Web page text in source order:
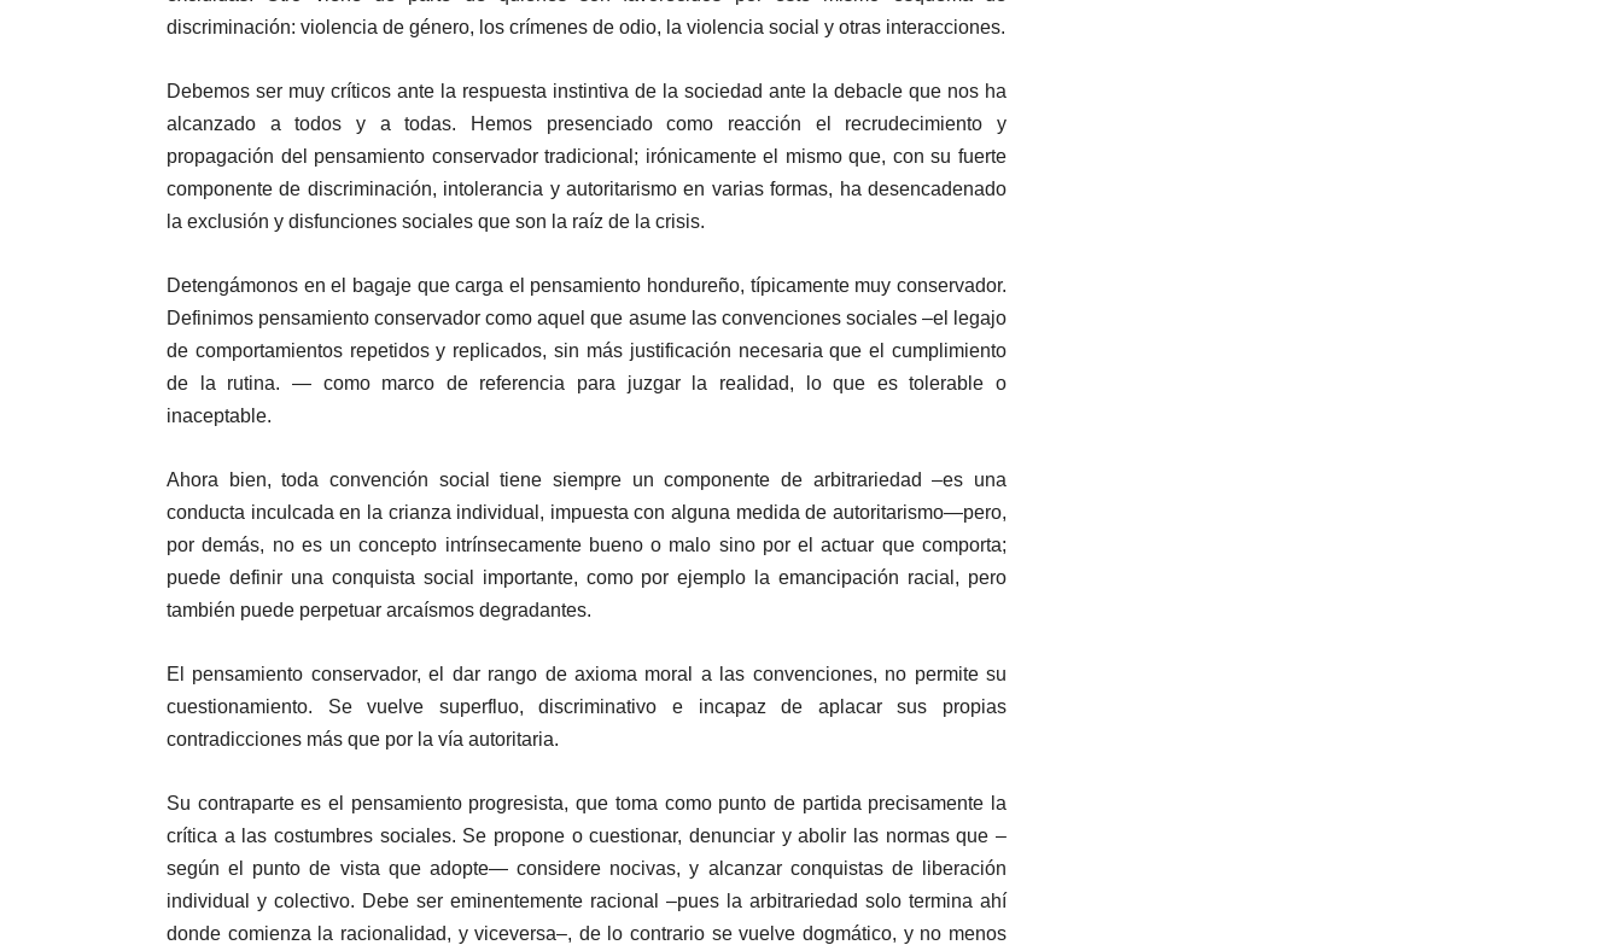
discriminación: violencia de género, los crímenes de odio, la violencia social y otras interacciones.
Debemos ser muy críticos ante la respuesta instintiva de la sociedad ante la debacle que nos ha
alcanzado a todos y a todas. Hemos presenciado como reacción el recrudecimiento y
propagación del pensamiento conservador tradicional; irónicamente el mismo que, con su fuerte
componente de discriminación, intolerancia y autoritarismo en varias formas, ha desencadenado
la exclusión y disfunciones sociales que son la raíz de la crisis.
Detengámonos en el bagaje que carga el pensamiento hondureño, típicamente muy conservador.
Definimos pensamiento conservador como aquel que asume las convenciones sociales –el legajo
de comportamientos repetidos y replicados, sin más justificación necesaria que el cumplimiento
de la rutina. — como marco de referencia para juzgar la realidad, lo que es tolerable o
inaceptable.
Ahora bien, toda convención social tiene siempre un componente de arbitrariedad –es una
conducta inculcada en la crianza individual, impuesta con alguna medida de autoritarismo—pero,
por demás, no es un concepto intrínsecamente bueno o malo sino por el actuar que comporta;
puede definir una conquista social importante, como por ejemplo la emancipación racial, pero
también puede perpetuar arcaísmos degradantes.
El pensamiento conservador, el dar rango de axioma moral a las convenciones, no permite su
cuestionamiento. Se vuelve superfluo, discriminativo e incapaz de aplacar sus propias
contradicciones más que por la vía autoritaria.
Su contraparte es el pensamiento progresista, que toma como punto de partida precisamente la
crítica a las costumbres sociales. Se propone o cuestionar, denunciar y abolir las normas que –
según el punto de vista que adopte— considere nocivas, y alcanzar conquistas de liberación
individual y colectivo. Debe ser eminentemente racional –pues la arbitrariedad solo termina ahí
donde comienza la racionalidad, y viceversa–, de lo contrario se vuelve dogmático, y no menos